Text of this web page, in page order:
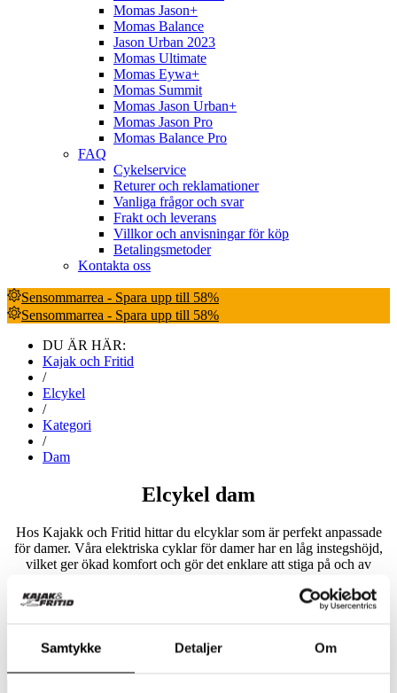
Samtykke Detaljer Om
Momas Jason+
Momas Balance
Jason Urban 2023
Momas Ultimate
Momas Eywa+
Momas Summit
Momas Jason Urban+
Momas Jason Pro
Momas Balance Pro
FAQ
Cykelservice
Returer och reklamationer
Vanliga frågor och svar
Frakt och leverans
Villkor och anvisningar för köp
Betalingsmetoder
Kontakta oss
Sensommarrea - Spara upp till 58%
Sensommarrea - Spara upp till 58%
DU ÄR HÄR:
Kajak och Fritid
/
Elcykel
/
Kategori
/
Dam
Elcykel dam
Hos Kajakk och Fritid hittar du elcyklar som är perfekt anpassade
för damer. Våra elektriska cyklar för damer har en låg instegshöjd,
vilket ger ökad komfort och gör det enklare att stiga på och av
Bli inspirerad av vårt utbud av elcyklar – designade speciellt för
damer!